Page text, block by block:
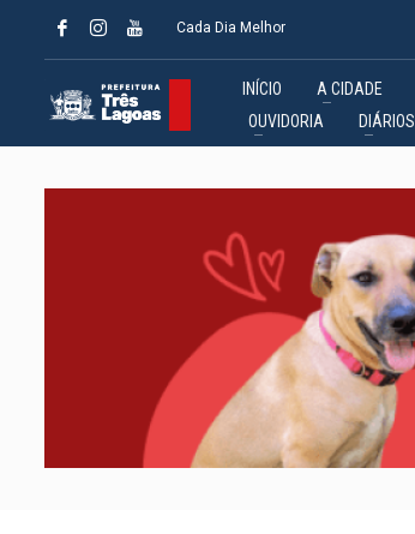
Cada Dia Melhor
INÍCIO A CIDADE
OUVIDORIA
DIÁRIOS